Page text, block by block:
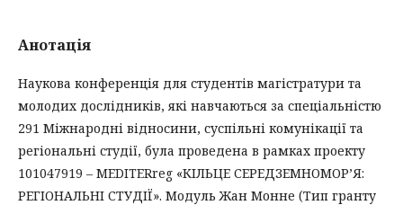
Анотація
Наукова конференція для студентів магістратури та
молодих дослідників, які навчаються за спеціальністю
291 Міжнародні відносини, суспільні комунікації та
регіональні студії, була проведена в рамках проекту
101047919 – MEDITERreg «КІЛЬЦЕ СЕРЕДЗЕМНОМОР’Я:
РЕГІОНАЛЬНІ СТУДІЇ». Модуль Жан Монне (Тип гранту